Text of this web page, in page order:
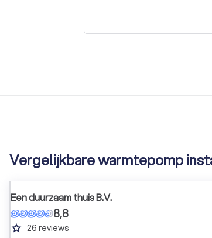
Vergelijkbare warmtepomp
Een duurzaam thuis B.V.
8,8
grade 26 reviews